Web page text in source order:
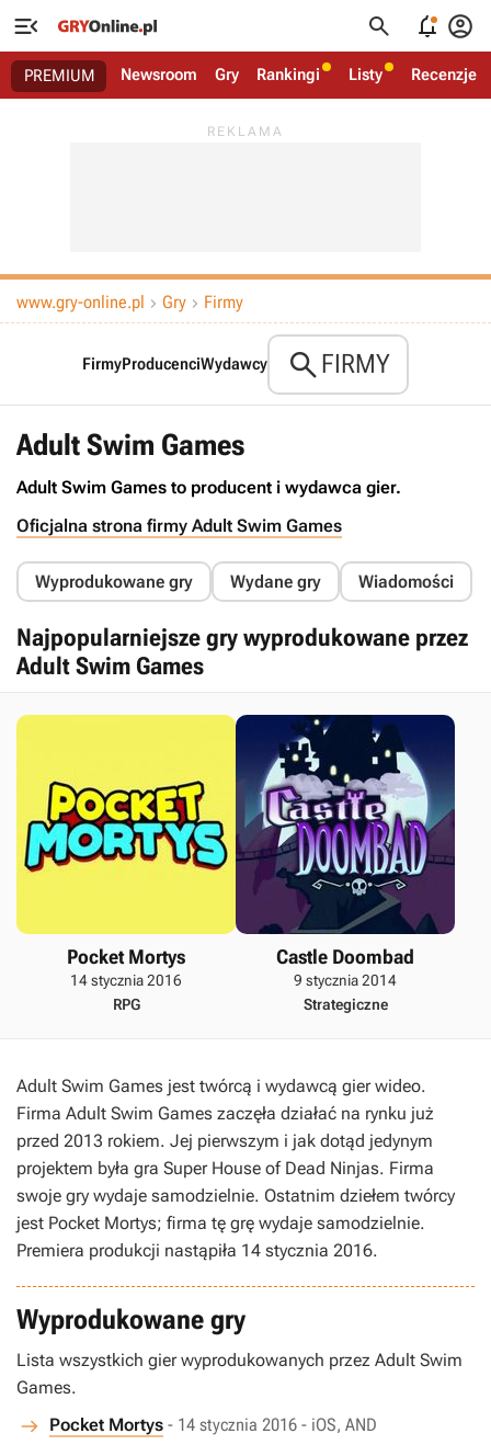
   
PREMIUM Newsroom Gry Rankingi Listy Recenzje
www.gry-online.pl  Gry  Firmy
FirmyProducenciWydawcy FIRMY
Adult Swim Games
Adult Swim Games to producent i wydawca gier.
Oficjalna strona firmy Adult Swim Games
Wyprodukowane gry Wydane gry Wiadomości
Najpopularniejsze gry wyprodukowane przez
Adult Swim Games
Pocket Mortys
14 stycznia 2016
RPG
Castle Doombad
9 stycznia 2014
Strategiczne
Adult Swim Games jest twórcą i wydawcą gier wideo.
Firma Adult Swim Games zaczęła działać na rynku już
przed 2013 rokiem. Jej pierwszym i jak dotąd jedynym
projektem była gra Super House of Dead Ninjas. Firma
swoje gry wydaje samodzielnie. Ostatnim dziełem twórcy
jest Pocket Mortys; firma tę grę wydaje samodzielnie.
Premiera produkcji nastąpiła 14 stycznia 2016.
Wyprodukowane gry
Lista wszystkich gier wyprodukowanych przez Adult Swim
Games.
Pocket Mortys - 14 stycznia 2016 - iOS, AND